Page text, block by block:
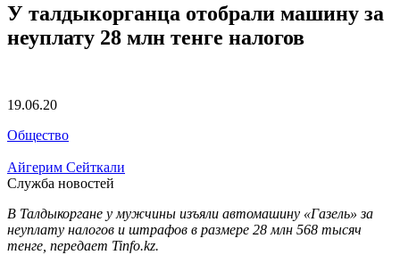
У талдыкорганца отобрали машину за
неуплату 28 млн тенге налогов
19.06.20
Общество
Айгерим Сейткали
Служба новостей
В Талдыкоргане у мужчины изъяли автомашину «Газель» за
неуплату налогов и штрафов в размере 28 млн 568 тысяч
тенге, передает Tinfo.kz.